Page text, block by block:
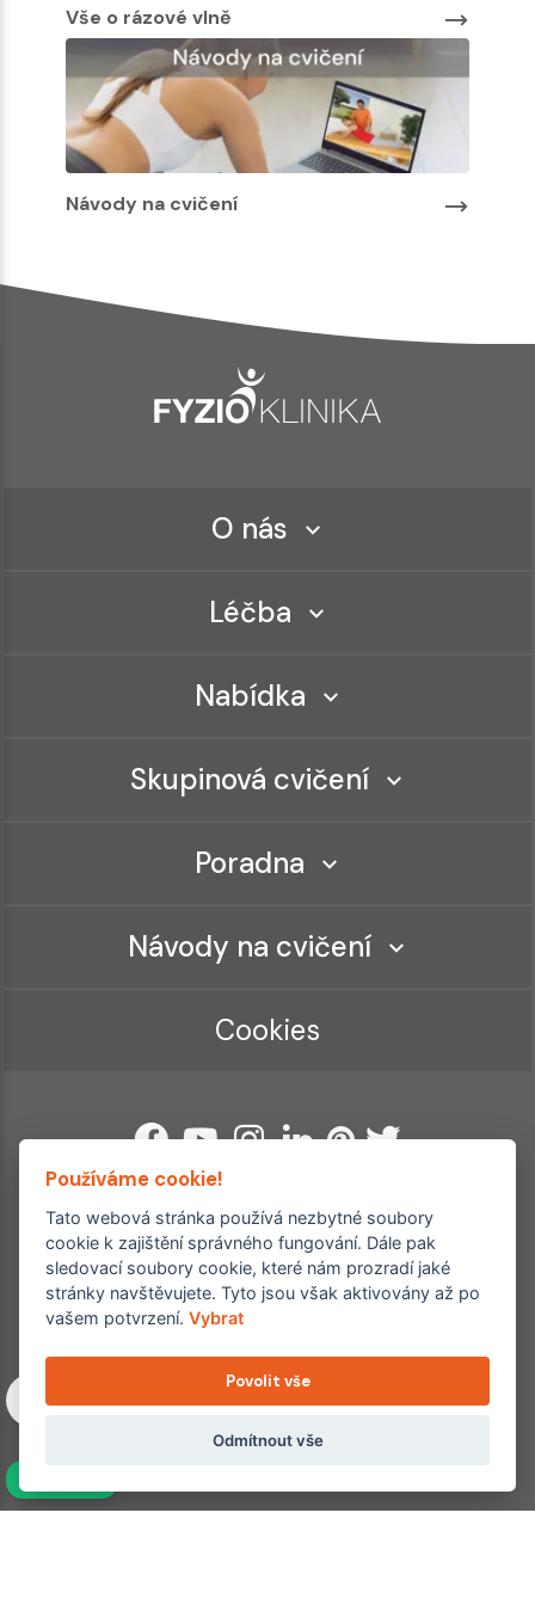
Vše o rázové vlně
Návody na cvičení
O nás
Léčba
Nabídka
Skupinová cvičení
Poradna
Návody na cvičení
Cookies
Ordinace roku
Rehabilitační ordinace
2. místo – 2017/2019
3. místo – 2018
Copyright © 2011–2026 FYZIOklinika s.r.o.
Machkova 1642/2, Praha 4, Jižní Město – Chodov
Všechna práva vyhrazena. Jakékoliv užití obsahu či jeho částí
včetně převzetí, šíření či dalšího zpřístupňování článků,
Používáme cookie!
Tato webová stránka používá nezbytné soubory
cookie k zajištění správného fungování. Dále pak
sledovací soubory cookie, které nám prozradí jaké
stránky navštěvujete. Tyto jsou však aktivovány až po
vašem potvrzení.Vybrat
Povolit vše
Odmítnout vše